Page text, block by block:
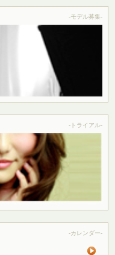
-モデル募集-
-トライアル-
-カレンダー-